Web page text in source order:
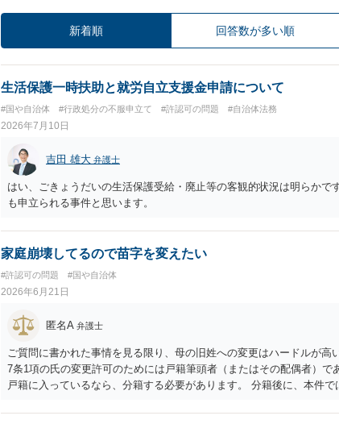
新着順 回答数が多い順
生活保護一時扶助と就労自立支援金申請について
#国や自治体 #行政処分の不服申立て #許認可の問題 #自治体法務
2026年7月10日
吉田 雄大 弁護士
はい、ごきょうだいの生活保護受給・廃止等の客観的状況は明らかで
も申立られる事件と思います。
家庭崩壊してるので苗字を変えたい
#許認可の問題 #国や自治体
2026年6月21日
匿名A 弁護士
ご質問に書かれた事情を見る限り、母の旧姓への変更はハードルが高
7条1項の氏の変更許可のためには戸籍筆頭者（またはその配偶者）で
戸籍に入っているなら、分籍する必要があります。 分籍後に、本件で
続称しており母と氏を合わせるという点での必要性が説明できない（